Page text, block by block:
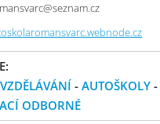
-AUTOŠKOLY -
ODBORNÉ